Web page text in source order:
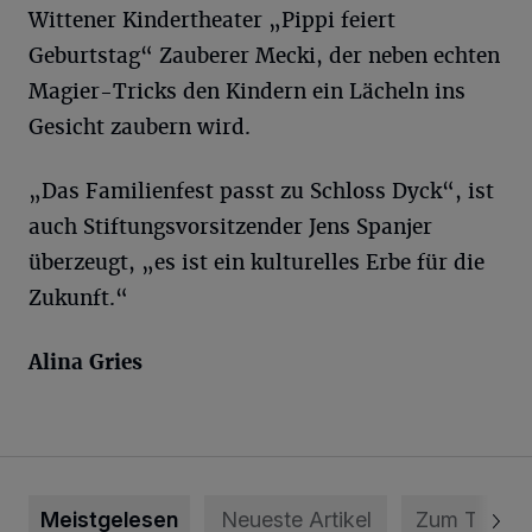
Wittener Kindertheater „Pippi feiert
Geburtstag“ Zauberer Mecki, der neben echten
Magier-Tricks den Kindern ein Lächeln ins
Gesicht zaubern wird.
„Das Familienfest passt zu Schloss Dyck“, ist
auch Stiftungsvorsitzender Jens Spanjer
überzeugt, „es ist ein kulturelles Erbe für die
Zukunft.“
Alina Gries
Meistgelesen Neueste Artikel Zum Thema